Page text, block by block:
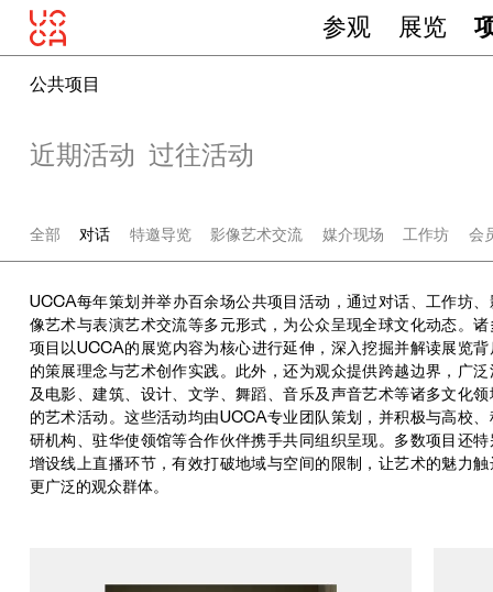
参观 展览
公共项目
近期活动 过往活动
全部 对话 特邀导览 影像艺术交流 媒介现场 工作坊 会
UCCA每年策划并举办百余场公共项目活动，通过对话、工作坊、
像艺术与表演艺术交流等多元形式，为公众呈现全球文化动态。诸
项目以UCCA的展览内容为核心进行延伸，深入挖掘并解读展览背
的策展理念与艺术创作实践。此外，还为观众提供跨越边界，广泛
及电影、建筑、设计、文学、舞蹈、音乐及声音艺术等诸多文化领
的艺术活动。这些活动均由UCCA专业团队策划，并积极与高校、
研机构、驻华使领馆等合作伙伴携手共同组织呈现。多数项目还特
增设线上直播环节，有效打破地域与空间的限制，让艺术的魅力触
更广泛的观众群体。